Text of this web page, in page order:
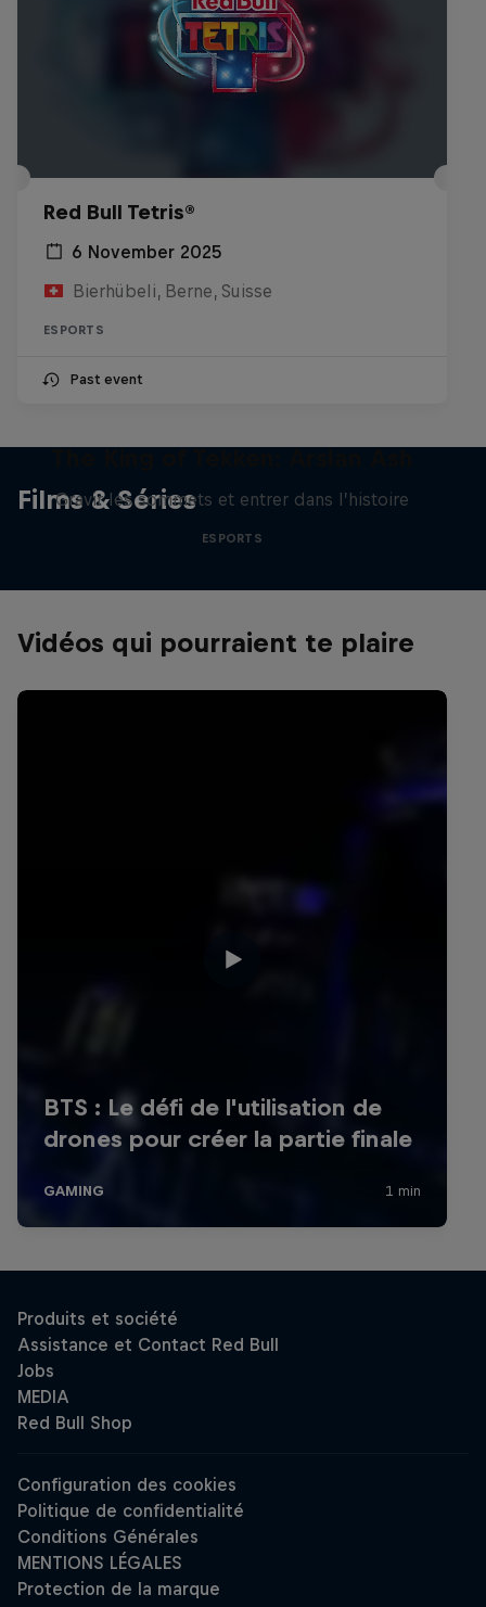
Red Bull Tetris®
6 November 2025
Bierhübeli, Berne, Suisse
ESPORTS
Past event
Films & Séries
Gravir les sommets et entrer dans l’histoire
ESPORTS
Vidéos qui pourraient te plaire